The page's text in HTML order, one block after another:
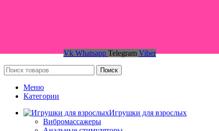
Vk Whatsapp Telegram Viber
Поиск
Меню
Категории
Игрушки для взрослых
Вибромассажеры